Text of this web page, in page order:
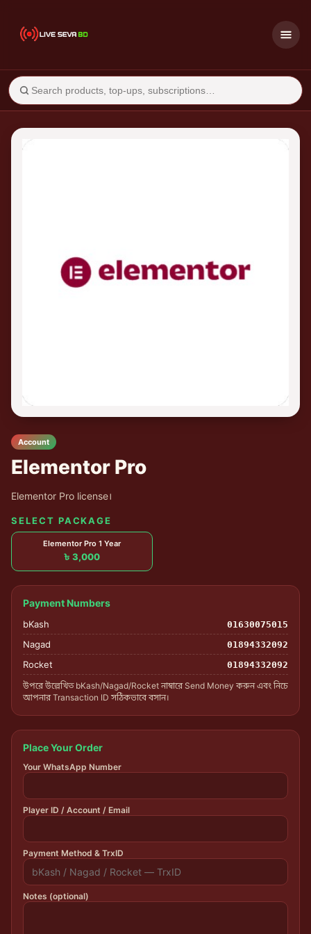
Account
Elementor Pro
Elementor Pro license।
SELECT PACKAGE
Elementor Pro 1 Year
৳ 3,000
Payment Numbers
bKash 01630075015
Nagad 01894332092
Rocket 01894332092
উপরে উল্লেখিত bKash/Nagad/Rocket নাম্বারে Send Money করুন এবং নিচে
আপনার Transaction ID সঠিকভাবে বসান।
Place Your Order
Your WhatsApp Number
Player ID / Account / Email
Payment Method & TrxID
Notes (optional)